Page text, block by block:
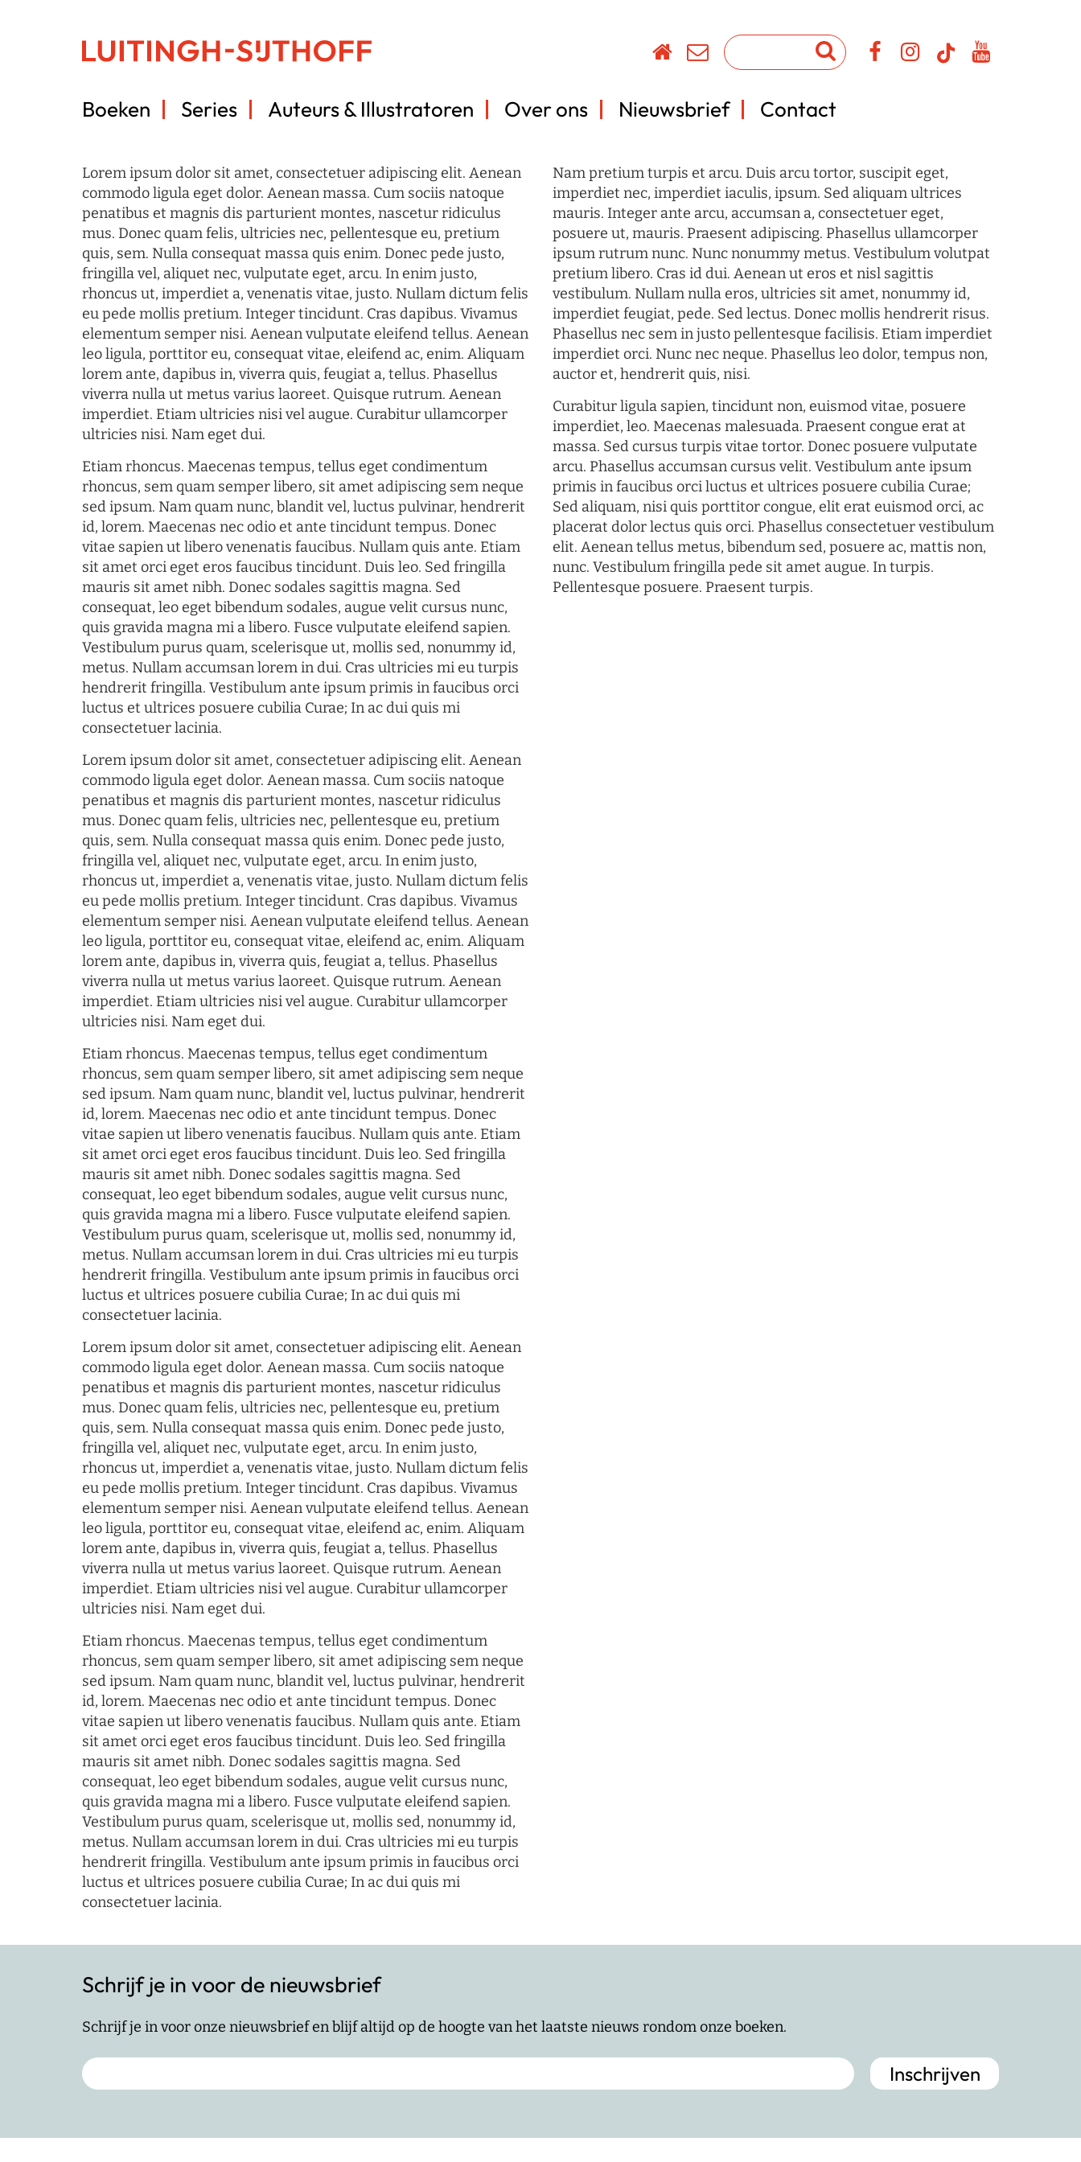
Boeken Series Auteurs & Illustratoren Over ons Nieuwsbrief Contact
Lorem ipsum dolor sit amet, consectetuer adipiscing elit. Aenean
commodo ligula eget dolor. Aenean massa. Cum sociis natoque
penatibus et magnis dis parturient montes, nascetur ridiculus
mus. Donec quam felis, ultricies nec, pellentesque eu, pretium
quis, sem. Nulla consequat massa quis enim. Donec pede justo,
fringilla vel, aliquet nec, vulputate eget, arcu. In enim justo,
rhoncus ut, imperdiet a, venenatis vitae, justo. Nullam dictum felis
eu pede mollis pretium. Integer tincidunt. Cras dapibus. Vivamus
elementum semper nisi. Aenean vulputate eleifend tellus. Aenean
leo ligula, porttitor eu, consequat vitae, eleifend ac, enim. Aliquam
lorem ante, dapibus in, viverra quis, feugiat a, tellus. Phasellus
viverra nulla ut metus varius laoreet. Quisque rutrum. Aenean
imperdiet. Etiam ultricies nisi vel augue. Curabitur ullamcorper
ultricies nisi. Nam eget dui.
Etiam rhoncus. Maecenas tempus, tellus eget condimentum
rhoncus, sem quam semper libero, sit amet adipiscing sem neque
sed ipsum. Nam quam nunc, blandit vel, luctus pulvinar, hendrerit
id, lorem. Maecenas nec odio et ante tincidunt tempus. Donec
vitae sapien ut libero venenatis faucibus. Nullam quis ante. Etiam
sit amet orci eget eros faucibus tincidunt. Duis leo. Sed fringilla
mauris sit amet nibh. Donec sodales sagittis magna. Sed
consequat, leo eget bibendum sodales, augue velit cursus nunc,
quis gravida magna mi a libero. Fusce vulputate eleifend sapien.
Vestibulum purus quam, scelerisque ut, mollis sed, nonummy id,
metus. Nullam accumsan lorem in dui. Cras ultricies mi eu turpis
hendrerit fringilla. Vestibulum ante ipsum primis in faucibus orci
luctus et ultrices posuere cubilia Curae; In ac dui quis mi
consectetuer lacinia.
Lorem ipsum dolor sit amet, consectetuer adipiscing elit. Aenean
commodo ligula eget dolor. Aenean massa. Cum sociis natoque
penatibus et magnis dis parturient montes, nascetur ridiculus
mus. Donec quam felis, ultricies nec, pellentesque eu, pretium
quis, sem. Nulla consequat massa quis enim. Donec pede justo,
fringilla vel, aliquet nec, vulputate eget, arcu. In enim justo,
rhoncus ut, imperdiet a, venenatis vitae, justo. Nullam dictum felis
eu pede mollis pretium. Integer tincidunt. Cras dapibus. Vivamus
elementum semper nisi. Aenean vulputate eleifend tellus. Aenean
leo ligula, porttitor eu, consequat vitae, eleifend ac, enim. Aliquam
lorem ante, dapibus in, viverra quis, feugiat a, tellus. Phasellus
viverra nulla ut metus varius laoreet. Quisque rutrum. Aenean
imperdiet. Etiam ultricies nisi vel augue. Curabitur ullamcorper
ultricies nisi. Nam eget dui.
Etiam rhoncus. Maecenas tempus, tellus eget condimentum
rhoncus, sem quam semper libero, sit amet adipiscing sem neque
sed ipsum. Nam quam nunc, blandit vel, luctus pulvinar, hendrerit
id, lorem. Maecenas nec odio et ante tincidunt tempus. Donec
vitae sapien ut libero venenatis faucibus. Nullam quis ante. Etiam
sit amet orci eget eros faucibus tincidunt. Duis leo. Sed fringilla
mauris sit amet nibh. Donec sodales sagittis magna. Sed
consequat, leo eget bibendum sodales, augue velit cursus nunc,
quis gravida magna mi a libero. Fusce vulputate eleifend sapien.
Vestibulum purus quam, scelerisque ut, mollis sed, nonummy id,
metus. Nullam accumsan lorem in dui. Cras ultricies mi eu turpis
hendrerit fringilla. Vestibulum ante ipsum primis in faucibus orci
luctus et ultrices posuere cubilia Curae; In ac dui quis mi
consectetuer lacinia.
Lorem ipsum dolor sit amet, consectetuer adipiscing elit. Aenean
commodo ligula eget dolor. Aenean massa. Cum sociis natoque
penatibus et magnis dis parturient montes, nascetur ridiculus
mus. Donec quam felis, ultricies nec, pellentesque eu, pretium
quis, sem. Nulla consequat massa quis enim. Donec pede justo,
fringilla vel, aliquet nec, vulputate eget, arcu. In enim justo,
rhoncus ut, imperdiet a, venenatis vitae, justo. Nullam dictum felis
eu pede mollis pretium. Integer tincidunt. Cras dapibus. Vivamus
elementum semper nisi. Aenean vulputate eleifend tellus. Aenean
leo ligula, porttitor eu, consequat vitae, eleifend ac, enim. Aliquam
lorem ante, dapibus in, viverra quis, feugiat a, tellus. Phasellus
viverra nulla ut metus varius laoreet. Quisque rutrum. Aenean
imperdiet. Etiam ultricies nisi vel augue. Curabitur ullamcorper
ultricies nisi. Nam eget dui.
Etiam rhoncus. Maecenas tempus, tellus eget condimentum
rhoncus, sem quam semper libero, sit amet adipiscing sem neque
sed ipsum. Nam quam nunc, blandit vel, luctus pulvinar, hendrerit
id, lorem. Maecenas nec odio et ante tincidunt tempus. Donec
vitae sapien ut libero venenatis faucibus. Nullam quis ante. Etiam
sit amet orci eget eros faucibus tincidunt. Duis leo. Sed fringilla
mauris sit amet nibh. Donec sodales sagittis magna. Sed
consequat, leo eget bibendum sodales, augue velit cursus nunc,
quis gravida magna mi a libero. Fusce vulputate eleifend sapien.
Vestibulum purus quam, scelerisque ut, mollis sed, nonummy id,
metus. Nullam accumsan lorem in dui. Cras ultricies mi eu turpis
hendrerit fringilla. Vestibulum ante ipsum primis in faucibus orci
luctus et ultrices posuere cubilia Curae; In ac dui quis mi
consectetuer lacinia.
Nam pretium turpis et arcu. Duis arcu tortor, suscipit eget,
imperdiet nec, imperdiet iaculis, ipsum. Sed aliquam ultrices
mauris. Integer ante arcu, accumsan a, consectetuer eget,
posuere ut, mauris. Praesent adipiscing. Phasellus ullamcorper
ipsum rutrum nunc. Nunc nonummy metus. Vestibulum volutpat
pretium libero. Cras id dui. Aenean ut eros et nisl sagittis
vestibulum. Nullam nulla eros, ultricies sit amet, nonummy id,
imperdiet feugiat, pede. Sed lectus. Donec mollis hendrerit risus.
Phasellus nec sem in justo pellentesque facilisis. Etiam imperdiet
imperdiet orci. Nunc nec neque. Phasellus leo dolor, tempus non,
auctor et, hendrerit quis, nisi.
Curabitur ligula sapien, tincidunt non, euismod vitae, posuere
imperdiet, leo. Maecenas malesuada. Praesent congue erat at
massa. Sed cursus turpis vitae tortor. Donec posuere vulputate
arcu. Phasellus accumsan cursus velit. Vestibulum ante ipsum
primis in faucibus orci luctus et ultrices posuere cubilia Curae;
Sed aliquam, nisi quis porttitor congue, elit erat euismod orci, ac
placerat dolor lectus quis orci. Phasellus consectetuer vestibulum
elit. Aenean tellus metus, bibendum sed, posuere ac, mattis non,
nunc. Vestibulum fringilla pede sit amet augue. In turpis.
Pellentesque posuere. Praesent turpis.
Schrijf je in voor de nieuwsbrief
Schrijf je in voor onze nieuwsbrief en blijf altijd op de hoogte van het laatste nieuws rondom onze boeken.